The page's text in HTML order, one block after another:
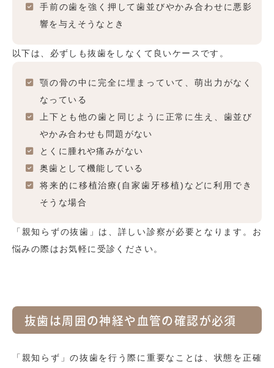
手前の歯を強く押して歯並びやかみ合わせに悪影
響を与えそうなとき
以下は、必ずしも抜歯をしなくて良いケースです。
顎の骨の中に完全に埋まっていて、萌出力がなく
なっている
上下とも他の歯と同じように正常に生え、歯並び
やかみ合わせも問題がない
とくに腫れや痛みがない
奥歯として機能している
将来的に移植治療(自家歯牙移植)などに利用でき
そうな場合
「親知らずの抜歯」は、詳しい診察が必要となります。お
悩みの際はお気軽に受診ください。
抜歯は周囲の神経や血管の確認が必須
「親知らず」の抜歯を行う際に重要なことは、状態を正確